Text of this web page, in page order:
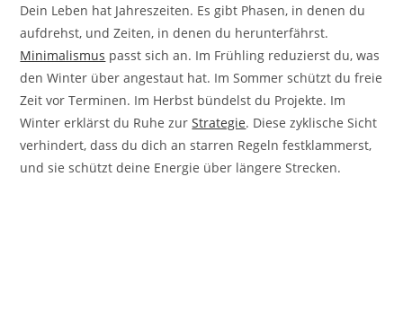
Dein Leben hat Jahreszeiten. Es gibt Phasen, in denen du
aufdrehst, und Zeiten, in denen du herunterfährst.
Minimalismus passt sich an. Im Frühling reduzierst du, was
den Winter über angestaut hat. Im Sommer schützt du freie
Zeit vor Terminen. Im Herbst bündelst du Projekte. Im
Winter erklärst du Ruhe zurStrategie. Diese zyklische Sicht
verhindert, dass du dich an starren Regeln festklammerst,
und sie schützt deine Energie über längere Strecken.